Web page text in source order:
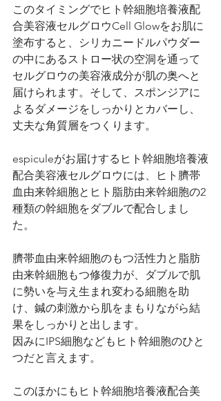
このタイミングでヒト幹細胞培養液配
合美容液セルグロウCell Glowをお肌に
塗布すると、シリカニードルパウダー
の中にあるストロー状の空洞を通って
セルグロウの美容液成分が肌の奥へと
届けられます。そして、スポンジアに
よるダメージをしっかりとカバーし、
丈夫な角質層をつくります。
espiculeがお届けするヒト幹細胞培養液
配合美容液セルグロウには、ヒト臍帯
血由来幹細胞とヒト脂肪由来幹細胞の2
種類の幹細胞をダブルで配合しまし
た。
臍帯血由来幹細胞のもつ活性力と脂肪
由来幹細胞もつ修復力が、ダブルで肌
に勢いを与え生まれ変わる細胞を助
け、鍼の刺激から肌をまもりながら結
果をしっかりと出します。
因みにIPS細胞などもヒト幹細胞のひと
つだと言えます。
このほかにもヒト幹細胞培養液配合美